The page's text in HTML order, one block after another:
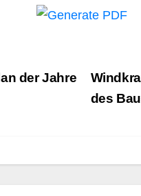
des
der Jahre